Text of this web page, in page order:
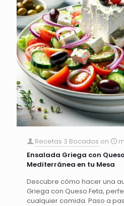
Recetas 3 Bocados on
Ensalada Griega con
Mediterránea en tu Mesa
Descubre cómo hacer una
Griega con Queso Feta,
cualquier comida. Paso a